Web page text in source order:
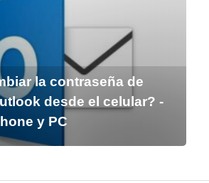
la contraseña de
desde el celular? -
y PC